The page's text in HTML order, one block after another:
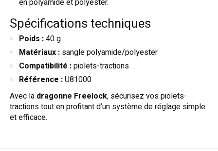
Spécifications techniques
Poids :40 g
Matériaux : sangle polyamide/polyester
Compatibilité :piolets-tractions
Référence :U81000
Avec la dragonne Freelock, sécurisez vos piolets-
tractions tout en profitant d’un système de réglage simple
et efficace.